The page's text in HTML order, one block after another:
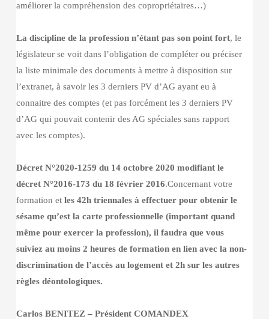
améliorer la compréhension des copropriétaires…)
La discipline de la profession n’étant pas son point fort, le
législateur se voit dans l’obligation de compléter ou préciser
la liste minimale des documents à mettre à disposition sur
l’extranet, à savoir les 3 derniers PV d’AG ayant eu à
connaitre des comptes (et pas forcément les 3 derniers PV
d’AG qui pouvait contenir des AG spéciales sans rapport
avec les comptes).
Décret N°2020-1259 du 14 octobre 2020 modifiant le
décret N°2016-173 du 18 février 2016.Concernant votre
formation et les 42h triennales à effectuer pour obtenir le
sésame qu’est la carte professionnelle (important quand
même pour exercer la profession), il faudra que vous
suiviez au moins 2 heures de formation en lien avec la non-
discrimination de l’accès au logement et 2h sur les autres
règles déontologiques.
Carlos BENITEZ – Président COMANDEX